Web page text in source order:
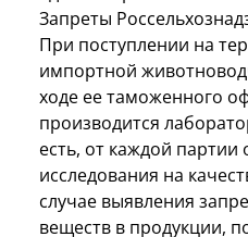
Запреты
При поступлении на
импортной
ходе ее таможенного
производится
есть, от каждой
исследования на
случае выявления
веществ в продукции,